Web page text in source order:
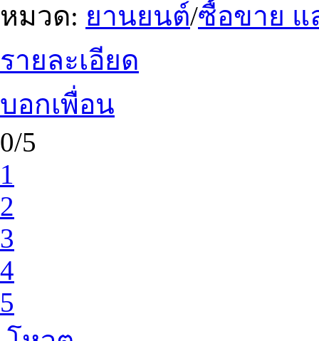
หมวด: ยานยนต์/ซื้อขาย แ
รายละเอียด
บอกเพื่อน
0/5
1
2
3
4
5